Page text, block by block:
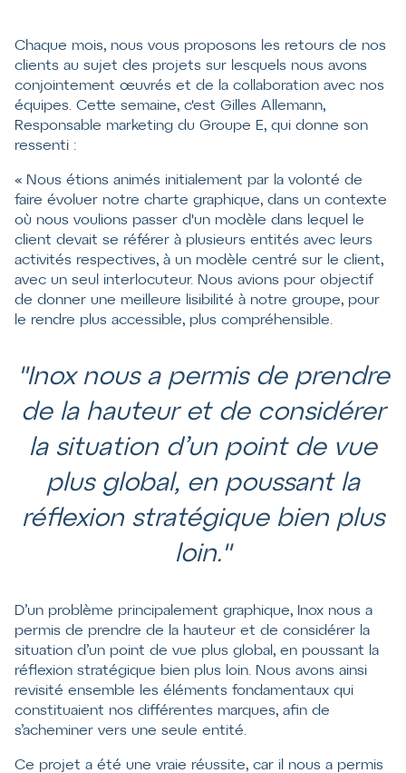
Chaque mois, nous vous proposons les retours de nos
clients au sujet des projets sur lesquels nous avons
conjointement œuvrés et de la collaboration avec nos
équipes. Cette semaine, c'est Gilles Allemann,
Responsable marketing du Groupe E, qui donne son
ressenti :
« Nous étions animés initialement par la volonté de
faire évoluer notre charte graphique, dans un contexte
où nous voulions passer d'un modèle dans lequel le
client devait se référer à plusieurs entités avec leurs
activités respectives, à un modèle centré sur le client,
avec un seul interlocuteur. Nous avions pour objectif
de donner une meilleure lisibilité à notre groupe, pour
le rendre plus accessible, plus compréhensible.
"Inox nous a permis de prendre
de la hauteur et de considérer
la situation d’un point de vue
plus global, en poussant la
réflexion stratégique bien plus
loin."
D’un problème principalement graphique, Inox nous a
permis de prendre de la hauteur et de considérer la
situation d’un point de vue plus global, en poussant la
réflexion stratégique bien plus loin. Nous avons ainsi
revisité ensemble les éléments fondamentaux qui
constituaient nos différentes marques, afin de
s’acheminer vers une seule entité.
Ce projet a été une vraie réussite, car il nous a permis